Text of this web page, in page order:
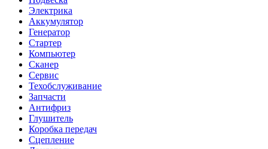
Электрика
Аккумулятор
Генератор
Стартер
Компьютер
Сканер
Сервис
Техобслуживание
Запчасти
Антифриз
Глушитель
Коробка передач
Сцепление